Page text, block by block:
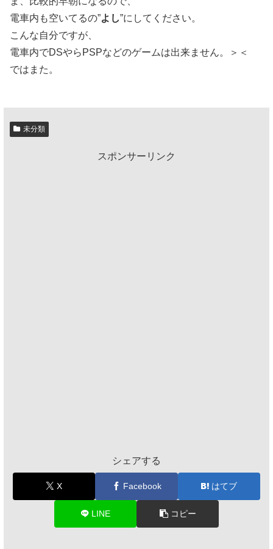
電車内も空いてるの”よし”にしてください。
こんな自分ですが、
電車内でDSやらPSPなどのゲームは出来ません。＞＜
ではまた。
未分類
スポンサーリンク
シェアする
X Facebook はてブ
LINE コピー